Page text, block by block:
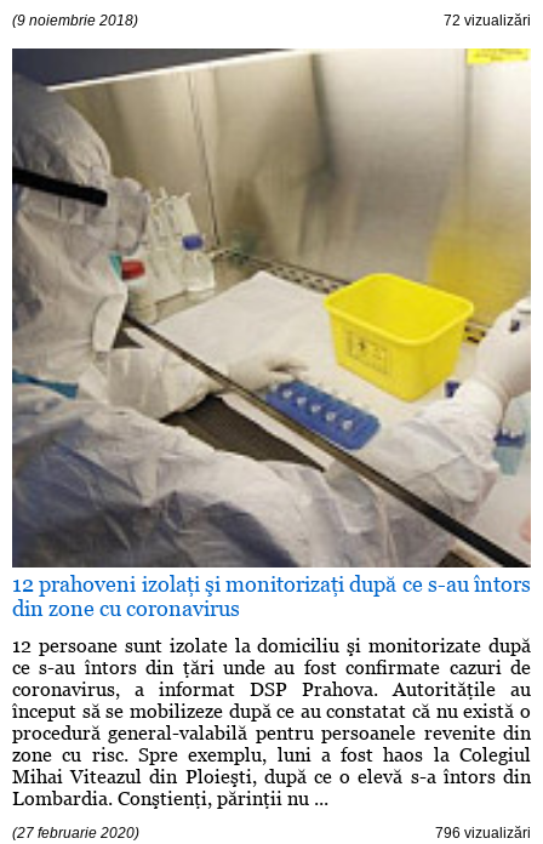
(9 noiembrie 2018) 72 vizualizări
12 prahoveni izolaţi şi monitorizaţi după ce s-au întors
din zone cu coronavirus
12 persoane sunt izolate la domiciliu şi monitorizate după
ce s-au întors din ţări unde au fost confirmate cazuri de
coronavirus, a informat DSP Prahova. Autorităţile au
început să se mobilizeze după ce au constatat că nu există o
procedură general-valabilă pentru persoanele revenite din
zone cu risc. Spre exemplu, luni a fost haos la Colegiul
Mihai Viteazul din Ploieşti, după ce o elevă s-a întors din
Lombardia. Conştienţi, părinţii nu ...
(27 februarie 2020) 796 vizualizări